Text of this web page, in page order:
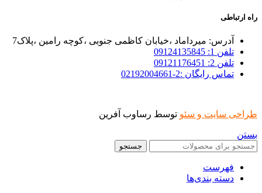
راه ارتباطی
آدرس: میرداماد ،خیابان کاظمی جنوبی ،کوچه رامین ،پلاک7
تلفن 1: 09124135845
تلفن 2: 09121176451
تماس رایگان :2-02192004661
طراحی سایت و سئو توسط رساوب آفرین
بستن
جستجو
فهرست
دسته بندی‌ها